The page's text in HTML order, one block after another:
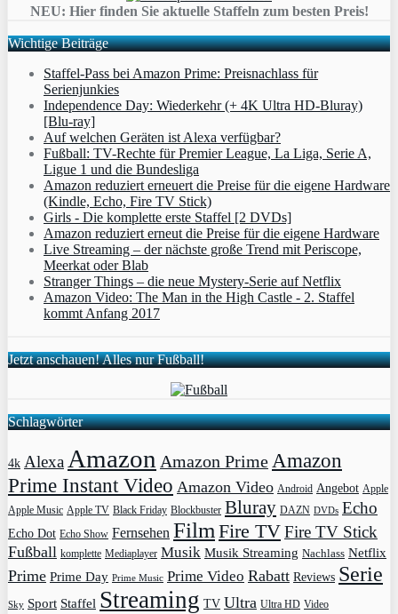
NEU: Hier finden Sie aktuelle Staffeln zum besten Preis!
Wichtige Beiträge
Staffel-Pass bei Amazon Prime: Preisnachlass für
Serienjunkies
Independence Day: Wiederkehr (+ 4K Ultra HD-Bluray)
[Blu-ray]
Auf welchen Geräten ist Alexa verfügbar?
Fußball: TV-Rechte für Premier League, La Liga, Serie A,
Ligue 1 und die Bundesliga
Amazon reduziert erneuert die Preise für die eigene Hardware
(Kindle, Echo, Fire TV Stick)
Girls - Die komplette erste Staffel [2 DVDs]
Amazon reduziert erneut die Preise für die eigene Hardware
Live Streaming – der nächste große Trend mit Periscope,
Meerkat oder Blab
Stranger Things – die neue Mystery-Serie auf Netflix
Amazon Video: The Man in the High Castle - 2. Staffel
kommt Anfang 2017
Jetzt anschauen! Alles nur Fußball!
Schlagwörter
4k Alexa Amazon Amazon Prime Amazon
Prime Instant Video Amazon Video Android Angebot Apple
Apple Music Apple TV Black Friday Blockbuster Bluray DAZN DVDs Echo
Echo Dot Echo Show Fernsehen Film Fire TVFire TV Stick
Fußball komplette Mediaplayer Musik Musik Streaming Nachlass Netflix
Prime Prime Day Prime Music Prime Video Rabatt Reviews Serie
Sky Sport Staffel Streaming TV Ultra Ultra HD Video